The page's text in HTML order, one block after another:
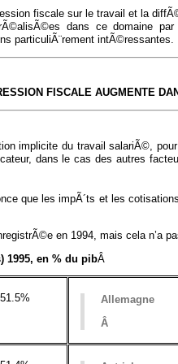
fiscale sur le travail et la
dans ce domaine par
particuliÃ¨rement intÃ©ressantes.
FISCALE AUGMENTE
implicite du travail salariÃ©,
dans le cas des autres
que les impÃ´ts et les
en 1994, mais cela n’a
1995, en % du pibÂ
51.5% Allemagne
Â